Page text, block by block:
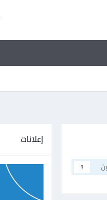
1
إعلانات